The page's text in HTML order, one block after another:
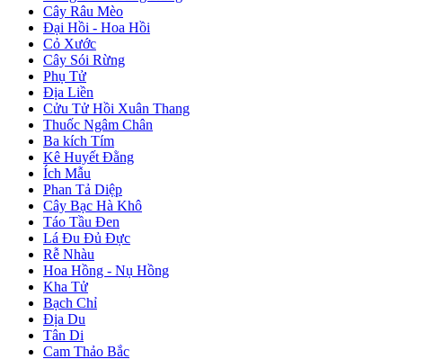
Cây Râu Mèo
Đại Hồi - Hoa Hồi
Cỏ Xước
Cây Sói Rừng
Phụ Tử
Địa Liền
Cửu Tử Hồi Xuân Thang
Thuốc Ngâm Chân
Ba kích Tím
Kê Huyết Đằng
Ích Mẫu
Phan Tả Diệp
Cây Bạc Hà Khô
Táo Tầu Đen
Lá Đu Đủ Đực
Rễ Nhàu
Hoa Hồng - Nụ Hồng
Kha Tử
Bạch Chỉ
Địa Du
Tân Di
Cam Thảo Bắc